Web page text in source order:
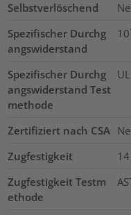
Selbstverlöschend
Spezifischer Durchg
angswiderstand
Spezifischer Durchg
angswiderstand Test
methode
Zertifiziert nach CSA
Zugfestigkeit
14
Zugfestigkeit Testm
ethode